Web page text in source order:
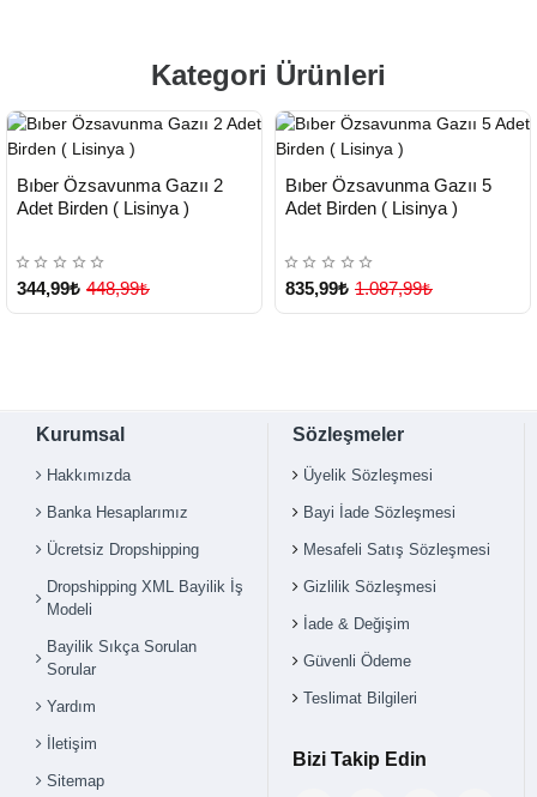
Kategori Ürünleri
HIZLI
TESLİMAT
Bıber Özsavunma Gazıı 2
Adet Birden ( Lisinya )
344,99₺ 448,99₺
HIZLI
TESLİMAT
Bıber Özsavunma Gazıı 5
Adet Birden ( Lisinya )
835,99₺ 1.087,99₺
Kurumsal
Hakkımızda
Banka Hesaplarımız
Ücretsiz Dropshipping
Dropshipping XML Bayilik İş
Modeli
Bayilik Sıkça Sorulan
Sorular
Yardım
İletişim
Sitemap
Sözleşmeler
Üyelik Sözleşmesi
Bayi İade Sözleşmesi
Mesafeli Satış Sözleşmesi
Gizlilik Sözleşmesi
İade & Değişim
Güvenli Ödeme
Teslimat Bilgileri
Bizi Takip Edin